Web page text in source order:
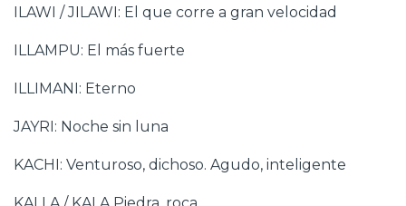
ILAWI / JILAWI: El que corre a gran velocidad
ILLAMPU: El más fuerte
ILLIMANI: Eterno
JAYRI: Noche sin luna
KACHI: Venturoso, dichoso. Agudo, inteligente